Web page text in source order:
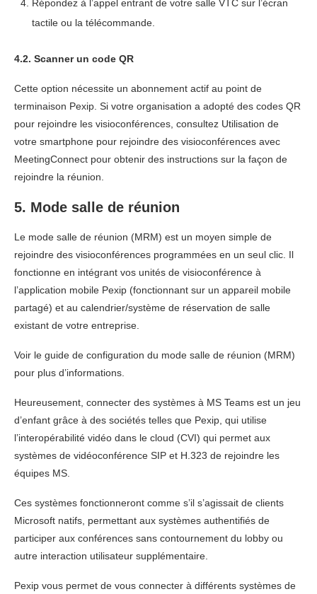
Répondez à l’appel entrant de votre salle VTC sur l’écran
tactile ou la télécommande.
4.2. Scanner un code QR
Cette option nécessite un abonnement actif au point de
terminaison Pexip. Si votre organisation a adopté des codes QR
pour rejoindre les visioconférences, consultez Utilisation de
votre smartphone pour rejoindre des visioconférences avec
MeetingConnect pour obtenir des instructions sur la façon de
rejoindre la réunion.
5. Mode salle de réunion
Le mode salle de réunion (MRM) est un moyen simple de
rejoindre des visioconférences programmées en un seul clic. Il
fonctionne en intégrant vos unités de visioconférence à
l’application mobile Pexip (fonctionnant sur un appareil mobile
partagé) et au calendrier/système de réservation de salle
existant de votre entreprise.
Voir le guide de configuration du mode salle de réunion (MRM)
pour plus d’informations.
Heureusement, connecter des systèmes à MS Teams est un jeu
d’enfant grâce à des sociétés telles que Pexip, qui utilise
l’interopérabilité vidéo dans le cloud (CVI) qui permet aux
systèmes de vidéoconférence SIP et H.323 de rejoindre les
équipes MS.
Ces systèmes fonctionneront comme s’il s’agissait de clients
Microsoft natifs, permettant aux systèmes authentifiés de
participer aux conférences sans contournement du lobby ou
autre interaction utilisateur supplémentaire.
Pexip vous permet de vous connecter à différents systèmes de